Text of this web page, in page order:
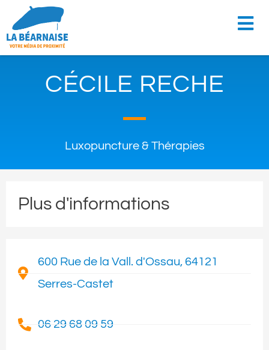
CÉCILE RECHE
Luxopuncture & Thérapies
Plus d'informations
600 Rue de la Vall. d'Ossau, 64121
Serres-Castet
06 29 68 09 59